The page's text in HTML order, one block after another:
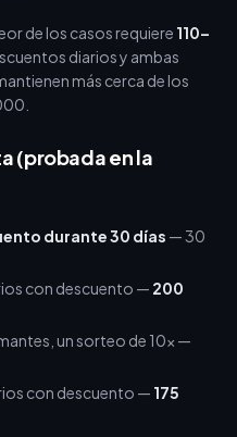
de los casos requiere 110–
diarios y ambas
más cerca de los
(probada en la
durante 30 días — 30
con descuento — 200
un sorteo de 10x —
con descuento — 175